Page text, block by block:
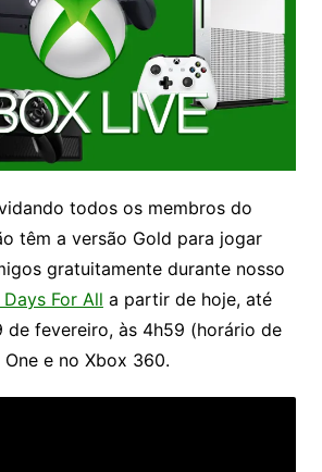
todos os membros do
têm a versão Gold para jogar
gratuitamente durante nosso
For All a partir de hoje, até
de fevereiro, às 4h59 (horário de
e no Xbox 360.